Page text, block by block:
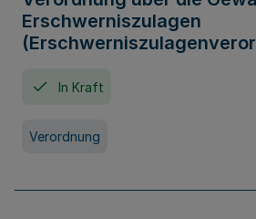
Erschwerniszulagen
In Kraft
Verordnung